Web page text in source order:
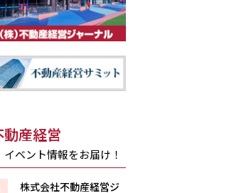
産経営
イベント情報をお届け！
株式会社不動産経営ジ